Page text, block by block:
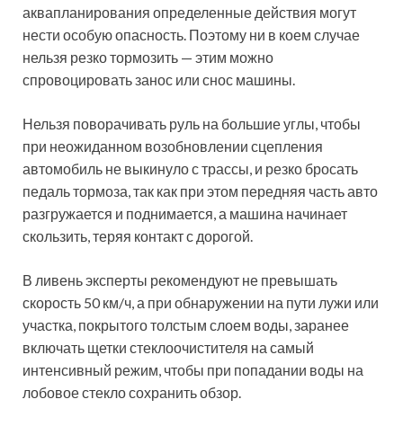
аквапланирования определенные действия могут
нести особую опасность. Поэтому ни в коем случае
нельзя резко тормозить — этим можно
спровоцировать занос или снос машины.
Нельзя поворачивать руль на большие углы, чтобы
при неожиданном возобновлении сцепления
автомобиль не выкинуло с трассы, и резко бросать
педаль тормоза, так как при этом передняя часть авто
разгружается и поднимается, а машина начинает
скользить, теряя контакт с дорогой.
В ливень эксперты рекомендуют не превышать
скорость 50 км/ч, а при обнаружении на пути лужи или
участка, покрытого толстым слоем воды, заранее
включать щетки стеклоочистителя на самый
интенсивный режим, чтобы при попадании воды на
лобовое стекло сохранить обзор.